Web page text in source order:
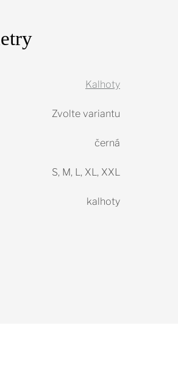
Kalhoty
Zvolte variantu
černá
S, M, L, XL, XXL
kalhoty